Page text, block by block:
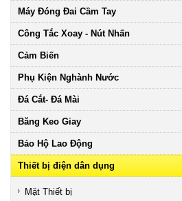
Máy Đóng Đai Cầm Tay
Công Tắc Xoay - Nút Nhấn
Cảm Biến
Phụ Kiện Nghành Nước
Đá Cắt- Đá Mài
Băng Keo Giay
Bảo Hộ Lao Động
Thiết bị điện dân dụng
Mặt Thiết bị